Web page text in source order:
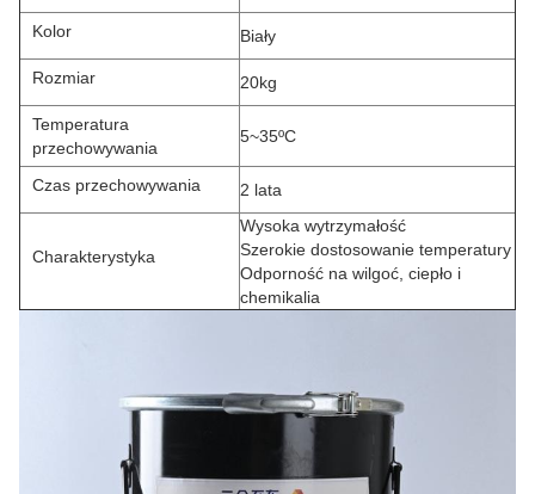
Kolor Biały
Rozmiar 20kg
Temperatura
przechowywania
5~35ºC
Czas przechowywania 2 lata
Charakterystyka
Wysoka wytrzymałość
Szerokie dostosowanie temperatury
Odporność na wilgoć, ciepło i
chemikalia